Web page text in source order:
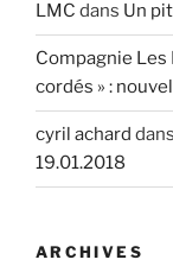
LMC dans Un
Compagnie
cordés » :
cyril achard dans
19.01.2018
ARCHIVES